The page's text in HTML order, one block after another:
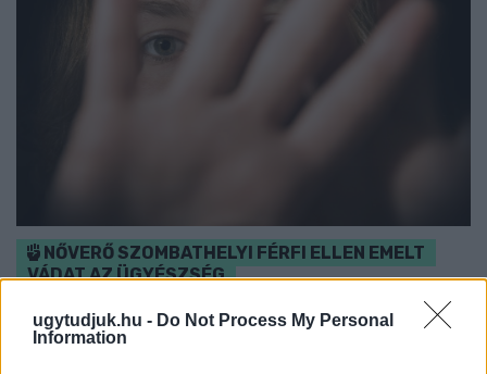
ugytudjuk.hu - Do Not Process My Personal
Information
NŐVERŐ SZOMBATHELYI FÉRFI ELLEN EMELT
VÁDAT AZ ÜGYÉSZSÉG
A férfi a nyílt utcán kezdte verni áldozatát.